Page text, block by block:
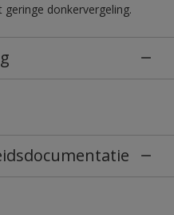
donkervergeling.